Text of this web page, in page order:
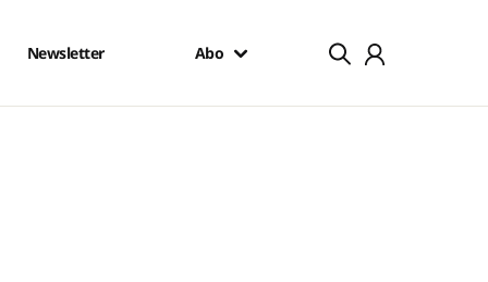
Newsletter Abo